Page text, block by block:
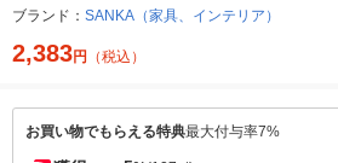
ブランド： SANKA（家具、インテリア）
2,383円 （税込）
お買い物でもらえる特典最大付与率7%